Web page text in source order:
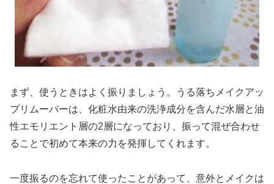
まず、使うときはよく振りましょう。うる落ちメイクアッ
プリムーバーは、化粧水由来の洗浄成分を含んだ水層と油
性エモリエント層の2層になっており、振って混ぜ合わせ
ることで初めて本来の力を発揮してくれます。
一度振るのを忘れて使ったことがあって、意外とメイクは